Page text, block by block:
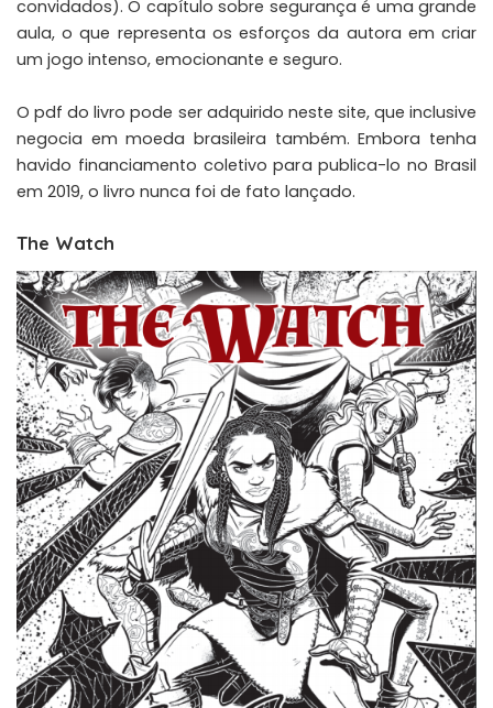
convidados). O capítulo sobre segurança é uma grande
aula, o que representa os esforços da autora em criar
um jogo intenso, emocionante e seguro.
O pdf do livro pode ser adquirido neste site, que inclusive
negocia em moeda brasileira também. Embora tenha
havido financiamento coletivo para publica-lo no Brasil
em 2019, o livro nunca foi de fato lançado.
The Watch